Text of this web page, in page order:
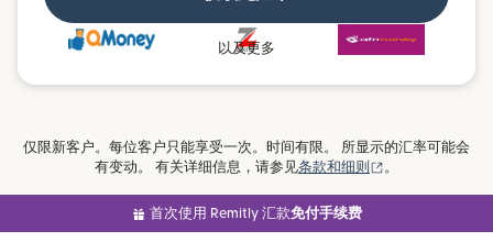
以及更多
仅限新客户。每位客户只能享受一次。时间有限。 所显示的汇率可能会
有变动。 有关详细信息，请参见条款和细则 。
首次使用 Remitly 汇款免付手续费